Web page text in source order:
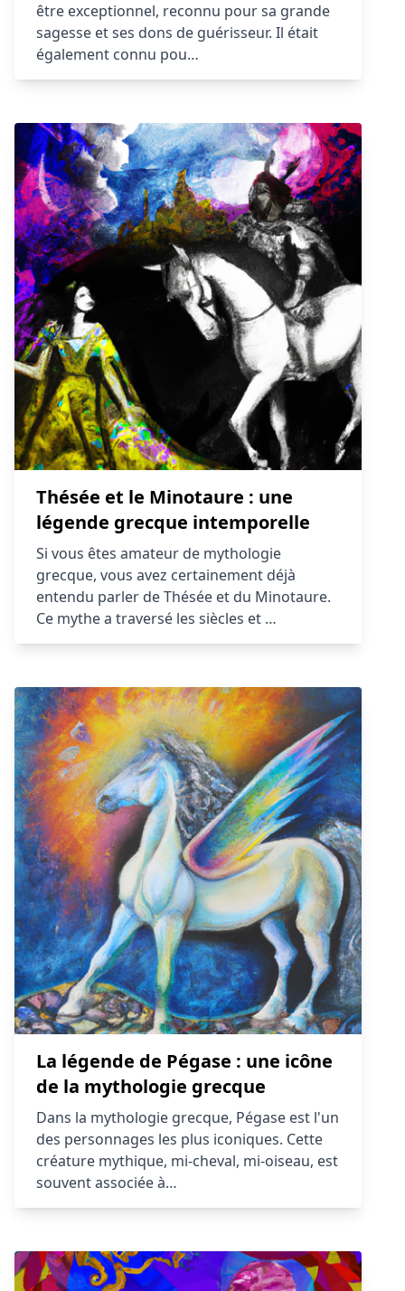
être exceptionnel, reconnu pour sa grande
sagesse et ses dons de guérisseur. Il était
également connu pou…
Thésée et le Minotaure : une
légende grecque intemporelle
Si vous êtes amateur de mythologie
grecque, vous avez certainement déjà
entendu parler de Thésée et du Minotaure.
Ce mythe a traversé les siècles et …
La légende de Pégase : une icône
de la mythologie grecque
Dans la mythologie grecque, Pégase est l'un
des personnages les plus iconiques. Cette
créature mythique, mi-cheval, mi-oiseau, est
souvent associée à…